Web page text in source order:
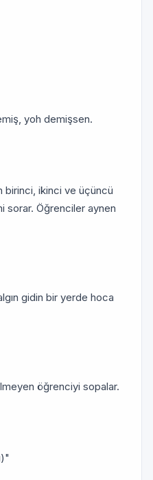
yoh demişsen.
birinci, ikinci ve üçüncü
sorar. Öğrenciler aynen
gidin bir yerde hoca
öğrenciyi sopalar.